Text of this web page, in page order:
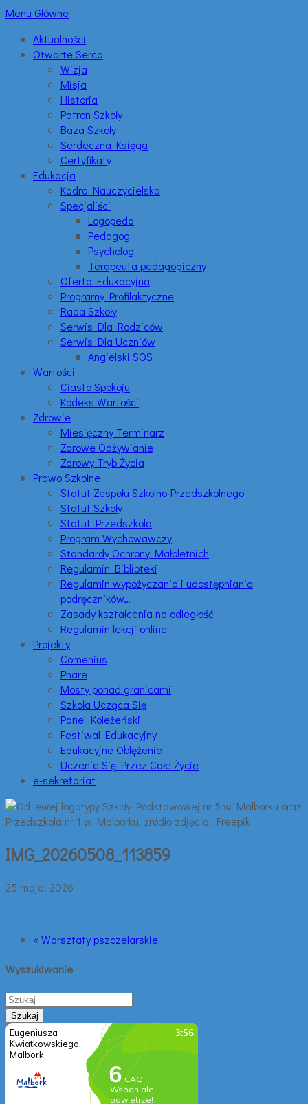
Menu Główne
Aktualności
Otwarte Serca
Wizja
Misja
Historia
Patron Szkoły
Baza Szkoły
Serdeczna Księga
Certyfikaty
Edukacja
Kadra Nauczycielska
Specjaliści
Logopeda
Pedagog
Psycholog
Terapeuta pedagogiczny
Oferta Edukacyjna
Programy Profilaktyczne
Rada Szkoły
Serwis Dla Rodziców
Serwis Dla Uczniów
Angielski SOS
Wartości
Ciasto Spokoju
Kodeks Wartości
Zdrowie
Miesięczny Terminarz
Zdrowe Odżywianie
Zdrowy Tryb Życia
Prawo Szkolne
Statut Zespołu Szkolno-Przedszkolnego
Statut Szkoły
Statut Przedszkola
Program Wychowawczy
Standardy Ochrony Małoletnich
Regulamin Biblioteki
Regulamin wypożyczania i udostępniania
podręczników…
Zasady kształcenia na odległość
Regulamin lekcji online
Projekty
Comenius
Phare
Mosty ponad granicami
Szkoła Ucząca Się
Panel Koleżeński
Festiwal Edukacyjny
Edukacyjne Oblężenie
Uczenie Się Przez Całe Życie
e-sekretariat
IMG_20260508_113859
25 maja, 2026
« Warsztaty pszczelarskie
Wyszukiwanie